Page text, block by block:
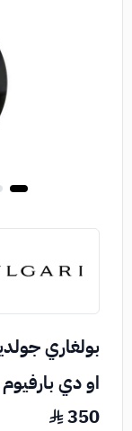
بولغاري
او دي بارفيوم - 75
350